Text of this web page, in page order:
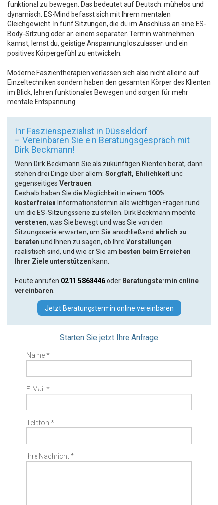
funktional zu bewegen. Das bedeutet auf Deutsch: mühelos und
dynamisch. ES-Mind befasst sich mit Ihrem mentalen
Gleichgewicht. In fünf Sitzungen, die du im Anschluss an eine ES-
Body-Sitzung oder an einem separaten Termin wahrnehmen
kannst, lernst du, geistige Anspannung loszulassen und ein
positives Körpergefühl zu entwickeln.
Moderne Faszientherapien verlassen sich also nicht alleine auf
Einzeltechniken sondern haben den gesamten Körper des Klienten
im Blick, lehren funktionales Bewegen und sorgen für mehr
mentale Entspannung.
Ihr Faszienspezialist in Düsseldorf
– Vereinbaren Sie ein Beratungsgespräch mit
Dirk Beckmann!
Wenn Dirk Beckmann Sie als zukünftigen Klienten berät, dann
stehen drei Dinge über allem: Sorgfalt, Ehrlichkeitund
gegenseitiges Vertrauen
Deshalb haben Sie die Möglichkeit in einem 100%
kostenfreien Informationstermin alle wichtigen Fragen rund
um die ES-Sitzungsserie zu stellen. Dirk Beckmann möchte
verstehen, was Sie bewegt und was Sie von den
Sitzungsserie erwarten, um Sie anschließend ehrlich zu
beraten und Ihnen zu sagen, ob Ihre Vorstellungen
realistisch sind, und wie er Sie am besten beim Erreichen
Ihrer Ziele unterstützen kann.
Heute anrufen 0211 5868446oder Beratungstermin online
vereinbaren
Jetzt Beratungstermin online vereinbaren
Starten Sie jetzt Ihre Anfrage
Name *
E-Mail *
Telefon *
Ihre Nachricht *